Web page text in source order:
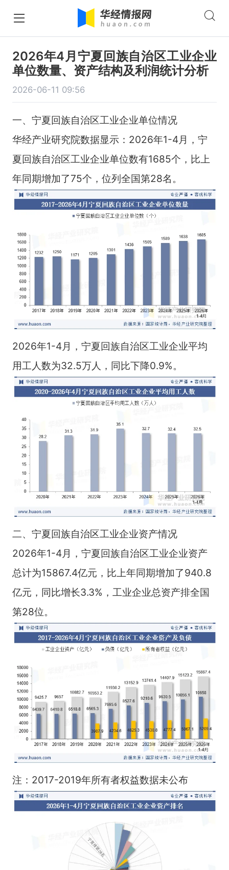
2026年4月宁夏回族自治区工业企业
单位数量、资产结构及利润统计分析
2026-06-11 09:56
一、宁夏回族自治区工业企业单位情况
华经产业研究院数据显示：2026年1-4月，宁
夏回族自治区工业企业单位数有1685个，比上
年同期增加了75个，位列全国第28名。
2026年1-4月，宁夏回族自治区工业企业平均
用工人数为32.5万人，同比下降0.9%。
二、宁夏回族自治区工业企业资产情况
2026年1-4月，宁夏回族自治区工业企业资产
总计为15867.4亿元，比上年同期增加了940.8
亿元，同比增长3.3%，工业企业总资产排全国
第28位。
注：2017-2019年所有者权益数据未公布